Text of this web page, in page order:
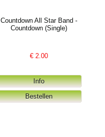
Countdown All Star Band -
Countdown (Single)
€ 2.00